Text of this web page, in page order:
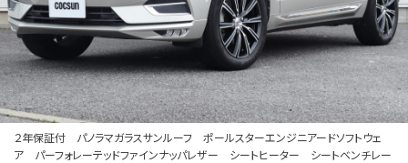
２年保証付 パノラマガラスサンルーフ ポールスターエンジニアードソフトウェ
ア パーフォレーテッドファインナッパレザー シートヒーター シートベンチレー